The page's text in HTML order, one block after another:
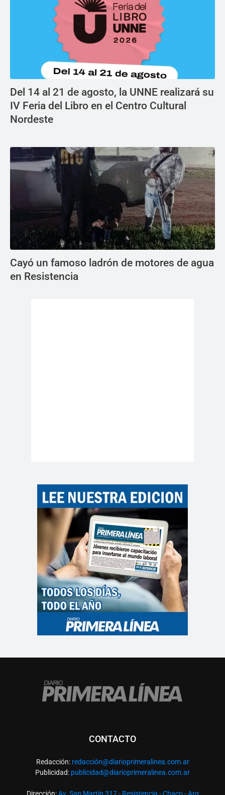
Del 14 al 21 de agosto, la UNNE realizará su
IV Feria del Libro en el Centro Cultural
Nordeste
Cayó un famoso ladrón de motores de agua
en Resistencia
CONTACTO
Redacción: redacción@diarioprimeralinea.com.ar
Publicidad: publicidad@diarioprimeralinea.com.ar